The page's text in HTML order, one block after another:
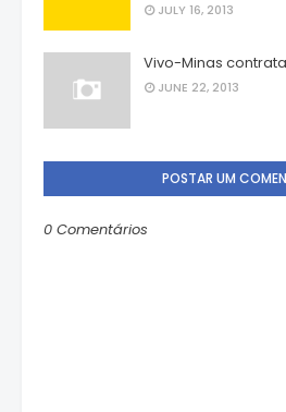
JULY 16, 2013
Vivo-Minas
JUNE 22, 2013
POSTAR UM
0 Comentários